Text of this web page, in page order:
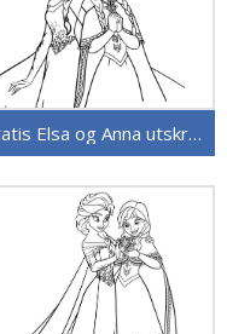
Gratis Elsa og Anna utskrivbart